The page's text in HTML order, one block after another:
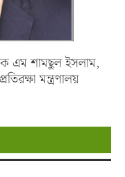
এম শামছুল ইসলাম,
মন্ত্রণালয়